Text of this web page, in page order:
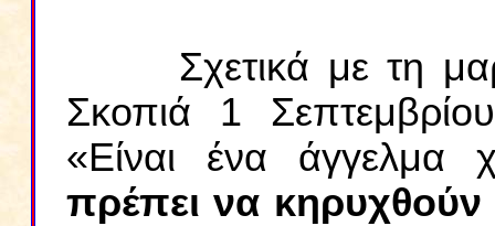
Σχετικά με τη
Σκοπιά 1
«Είναι ένα
πρέπει να